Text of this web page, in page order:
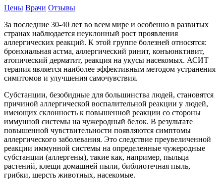
Цены Врачи Отзывы
За последние 30-40 лет во всем мире и особенно в развитых
странах наблюдается неуклонный рост проявления
аллергических реакций. К этой группе болезней относятся:
бронхиальная астма, аллергический ринит, конъюнктивит,
атопический дерматит, реакция на укусы насекомых. АСИТ
терапия является наиболее эффективным методом устранения
симптомов и улучшения самочувствия.
Субстанции, безобидные для большинства людей, становятся
причиной аллергической воспалительной реакции у людей,
имеющих склонность к повышенной реакции со стороны
иммунной системы на чужеродный белок. В результате
повышенной чувствительности появляются симптомы
аллергического заболевания. Это следствие преувеличенной
реакции иммунной системы на определенные чужеродные
субстанции (аллергены), такие как, например, пыльца
растений, клещи домашней пыли, библиотечная пыль,
грибки, шерсть животных, насекомые.